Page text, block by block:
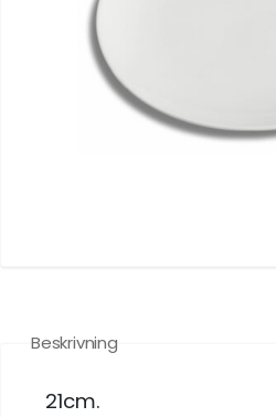
Beskrivning
21cm.